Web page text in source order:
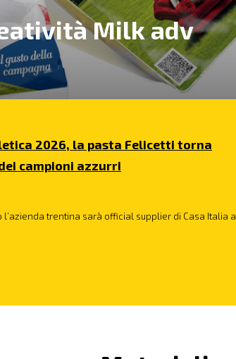
Milk adv
2026, la pasta Felicetti torna
campioni azzurri
l’azienda trentina sarà official supplier di Casa Italia a